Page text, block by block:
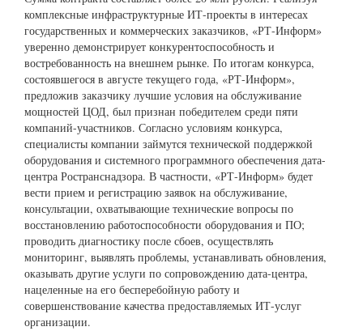
комплексные инфраструктурные ИТ-проекты в интересах
государственных и коммерческих заказчиков, «РТ-Информ»
уверенно демонстрирует конкурентоспособность и
востребованность на внешнем рынке. По итогам конкурса,
состоявшегося в августе текущего года, «РТ-Информ»,
предложив заказчику лучшие условия на обслуживание
мощностей ЦОД, был признан победителем среди пяти
компаний-участников. Согласно условиям конкурса,
специалисты компании займутся технической поддержкой
оборудования и системного программного обеспечения дата-
центра Ространснадзора. В частности, «РТ-Информ» будет
вести прием и регистрацию заявок на обслуживание,
консультации, охватывающие технические вопросы по
восстановлению работоспособности оборудования и ПО;
проводить диагностику после сбоев, осуществлять
мониторинг, выявлять проблемы, устанавливать обновления,
оказывать другие услуги по сопровождению дата-центра,
нацеленные на его бесперебойную работу и
совершенствование качества предоставляемых ИТ-услуг
организации.